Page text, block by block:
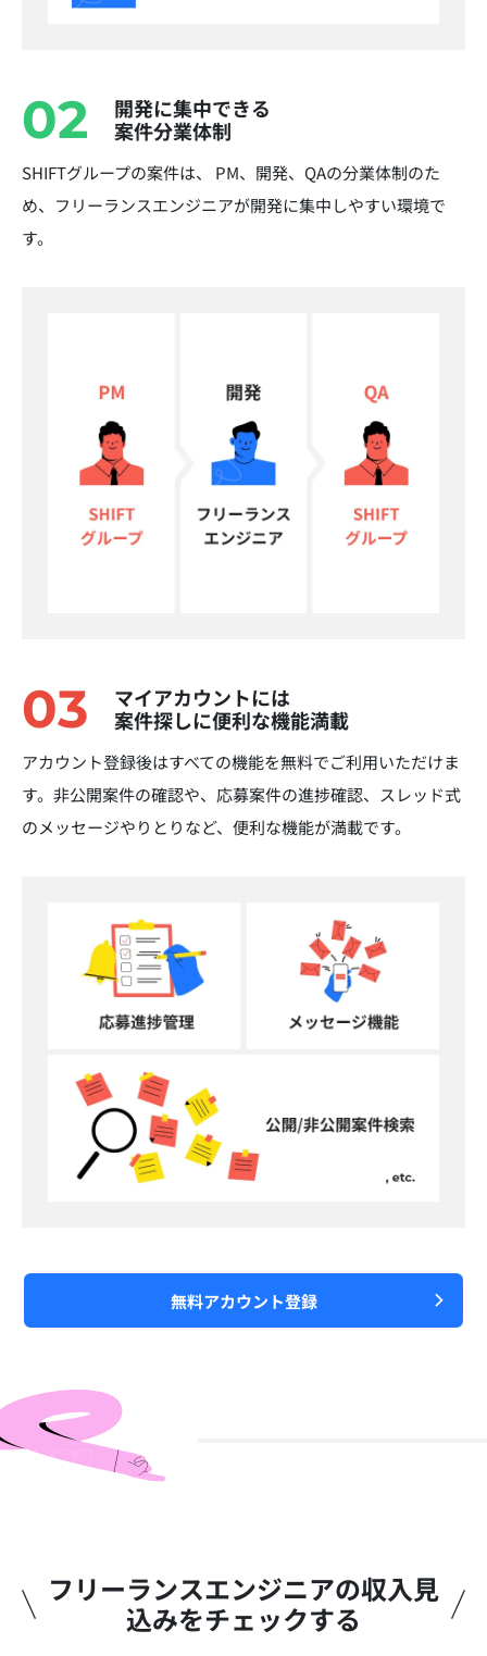
02
開発に集中できる
案件分業体制
SHIFTグループの案件は、 PM、開発、QAの分業体制のた
め、フリーランスエンジニアが開発に集中しやすい環境で
す。
03
マイアカウントには
案件探しに便利な機能満載
アカウント登録後はすべての機能を無料でご利用いただけま
す。非公開案件の確認や、応募案件の進捗確認、スレッド式
のメッセージやりとりなど、便利な機能が満載です。
無料アカウント登録
フリーランスエンジニアの収入見
込みをチェックする​